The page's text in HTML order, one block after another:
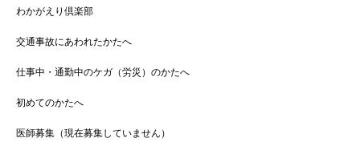
わかがえり倶楽部
交通事故にあわれたかたへ
仕事中・通勤中のケガ（労災）のかたへ
初めてのかたへ
医師募集（現在募集していません）